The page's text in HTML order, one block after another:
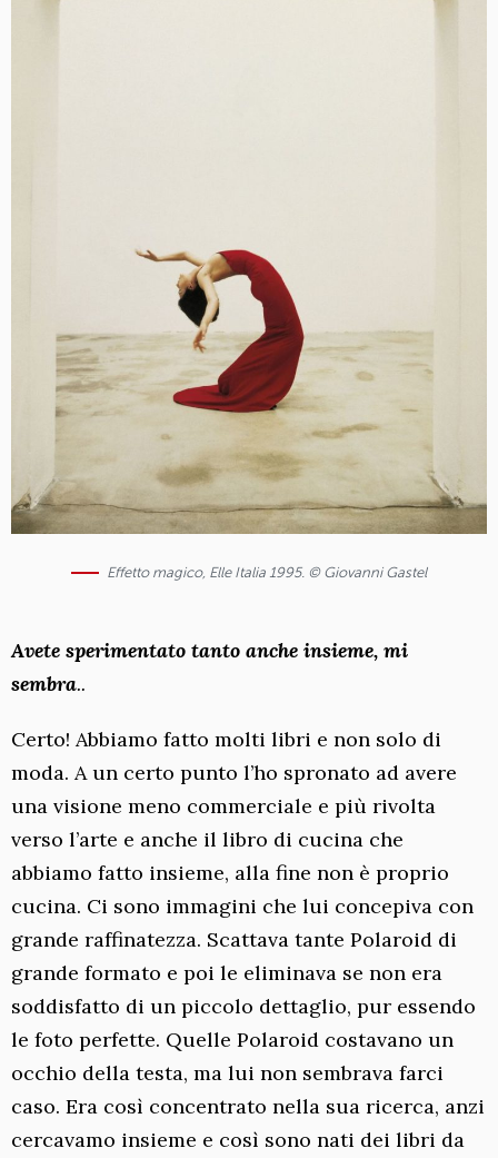
Effetto magico, Elle Italia 1995. © Giovanni Gastel
Avete sperimentato tanto anche insieme, mi
sembra..
Certo! Abbiamo fatto molti libri e non solo di
moda. A un certo punto l’ho spronato ad avere
una visione meno commerciale e più rivolta
verso l’arte e anche il libro di cucina che
abbiamo fatto insieme, alla fine non è proprio
cucina. Ci sono immagini che lui concepiva con
grande raffinatezza. Scattava tante Polaroid di
grande formato e poi le eliminava se non era
soddisfatto di un piccolo dettaglio, pur essendo
le foto perfette. Quelle Polaroid costavano un
occhio della testa, ma lui non sembrava farci
caso. Era così concentrato nella sua ricerca, anzi
cercavamo insieme e così sono nati dei libri da